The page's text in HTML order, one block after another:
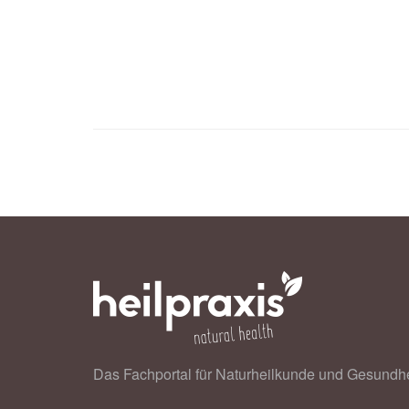
Das Fachportal für Naturheilkunde und